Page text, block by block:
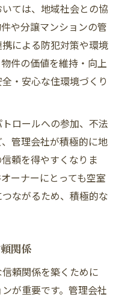
ては、地域社会との協
や分譲マンションの管
による防犯対策や環境
件の価値を維持・向上
・安心な住環境づくり
ロールへの参加、不法
管理会社が積極的に地
頼を得やすくなりま
ーナーにとっても空室
ながるため、積極的な
関係
頼関係を築くために
が重要です。管理会社